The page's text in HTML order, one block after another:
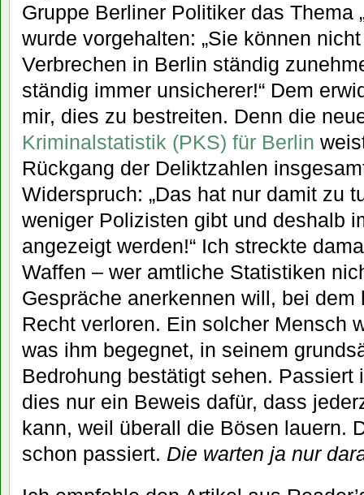
Gruppe Berliner Politiker das Thema
wurde vorgehalten: „Sie können
Verbrechen in Berlin ständig
ständig immer unsicherer!“ Dem
mir, dies zu bestreiten. Denn die
Kriminalstatistik (PKS) für Berlin
Rückgang der Deliktzahlen
Widerspruch: „Das hat nur damit zu
weniger Polizisten gibt und deshalb
angezeigt werden!“ Ich streckte
Waffen – wer amtliche Statistiken
Gespräche anerkennen will, bei dem
Recht verloren. Ein solcher Mensch
was ihm begegnet, in seinem
Bedrohung bestätigt sehen.
dies nur ein Beweis dafür, dass
kann, weil überall die Bösen lauern.
schon passiert. Die warten ja nur